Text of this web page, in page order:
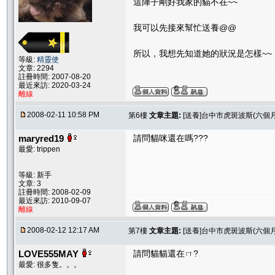
等級: 精靈使
文章: 2294
註冊時間: 2007-08-20
最近來訪: 2020-03-24
離線
我可以先接來幫忙送養@@
所以，我想先知道她的狀況是怎樣~~
2008-02-11 10:58 PM 第6樓 文章主題: [送養]台中市虎斑波斯(六個
maryred19
最愛: trippen
等級: 新手
文章: 3
註冊時間: 2008-02-09
最近來訪: 2010-09-07
離線
請問貓咪還在嗎???
2008-02-12 12:17 AM 第7樓 文章主題: [送養]台中市虎斑波斯(六個
LOVE555MAY
最愛: 很多隻。。。
請問貓貓還在ㄇ?